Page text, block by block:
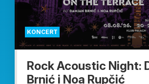
KONCERT
Rock Acoustic Night:
Brnić i Noa Rupčić